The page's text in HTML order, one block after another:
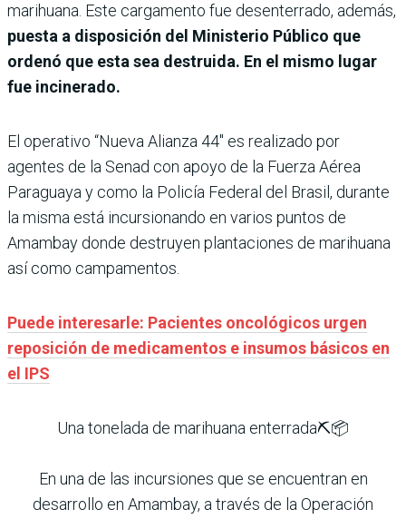
marihuana. Este cargamento fue desenterrado, además,
puesta a disposición del Ministerio Público que
ordenó que esta sea destruida. En el mismo lugar
fue incinerado.
El operativo “Nueva Alianza 44″ es realizado por
agentes de la Senad con apoyo de la Fuerza Aérea
Paraguaya y como la Policía Federal del Brasil, durante
la misma está incursionando en varios puntos de
Amambay donde destruyen plantaciones de marihuana
así como campamentos.
Puede interesarle: Pacientes oncológicos urgen
reposición de medicamentos e insumos básicos en
el IPS
Una tonelada de marihuana enterrada⛏️📦
En una de las incursiones que se encuentran en
desarrollo en Amambay, a través de la Operación